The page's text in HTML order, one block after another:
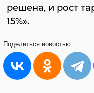
решена, и рост
15%».
Поделиться новостью: